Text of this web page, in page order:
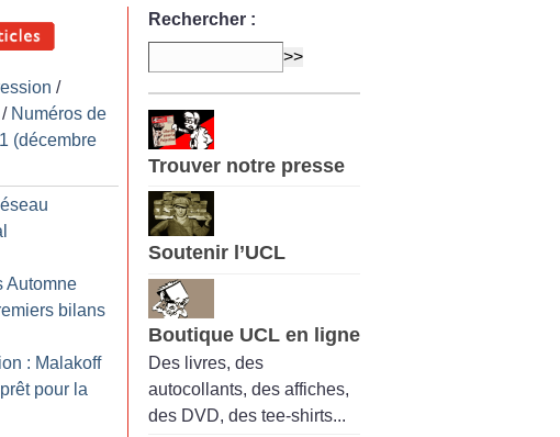
/
/ Numéros de
(décembre
Automne
bilans
: Malakoff
pour la
Rechercher :
Trouver notre presse
Soutenir l’UCL
Boutique UCL en ligne
Des livres, des
autocollants, des affiches,
des DVD, des tee-shirts...